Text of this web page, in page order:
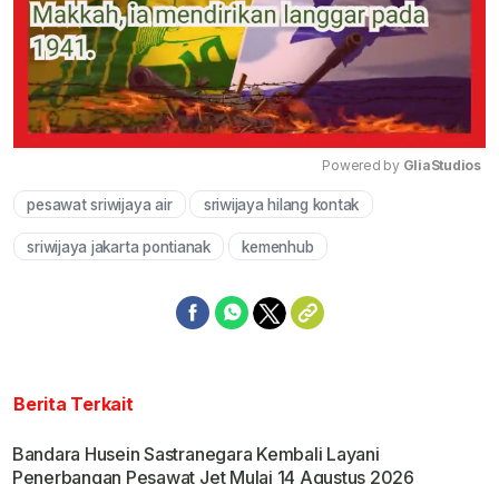
Powered by GliaStudios
pesawat sriwijaya air sriwijaya hilang kontak
sriwijaya jakarta pontianak kemenhub
Berita Terkait
Bandara Husein Sastranegara Kembali Layani
Penerbangan Pesawat Jet Mulai 14 Agustus 2026